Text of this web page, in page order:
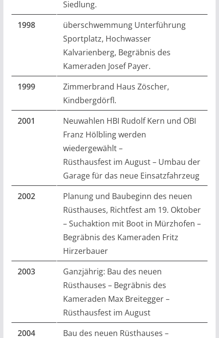
Siedlung.
1998
überschwemmung Unterführung
Sportplatz, Hochwasser
Kalvarienberg, Begräbnis des
Kameraden Josef Payer.
1999
Zimmerbrand Haus Zöscher,
Kindbergdörfl.
2001
Neuwahlen HBI Rudolf Kern und OBI
Franz Hölbling werden
wiedergewählt –
Rüsthausfest im August – Umbau der
Garage für das neue Einsatzfahrzeug
2002
Planung und Baubeginn des neuen
Rüsthauses, Richtfest am 19. Oktober
– Suchaktion mit Boot in Mürzhofen –
Begräbnis des Kameraden Fritz
Hirzerbauer
2003
Ganzjährig: Bau des neuen
Rüsthauses – Begräbnis des
Kameraden Max Breitegger –
Rüsthausfest im August
2004
Bau des neuen Rüsthauses –